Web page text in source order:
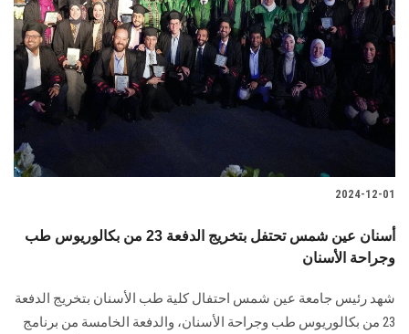
2024-12-01
أسنان عين شمس تحتفل بتخريج الدفعة 23 من بكالوريوس طب
وجراحة الأسنان
شهد رئيس جامعة عين شمس احتفال كلية طب ‏الأسنان بتخريج الدفعة
23 من بكالوريوس طب وجراحة الأسنان، والدفعة الخامسة من برنامج